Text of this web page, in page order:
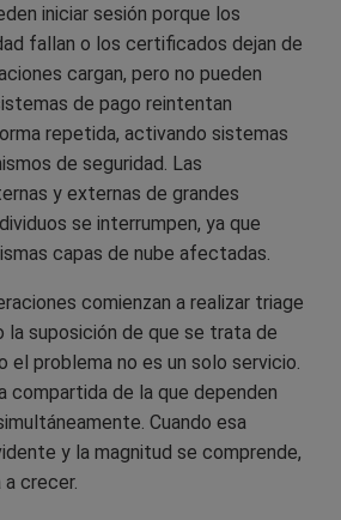
iniciar sesión porque los
fallan o los certificados dejan de
cargan, pero no pueden
de pago reintentan
repetida, activando sistemas
de seguridad. Las
y externas de grandes
se interrumpen, ya que
capas de nube afectadas.
comienzan a realizar triage
la suposición de que se trata de
el problema no es un solo servicio.
compartida de la que dependen
Cuando esa
y la magnitud se comprende,
crecer.